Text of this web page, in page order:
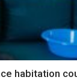
habitation